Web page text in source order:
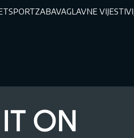
SPORTZABAVAGLAVNE VIJESTI